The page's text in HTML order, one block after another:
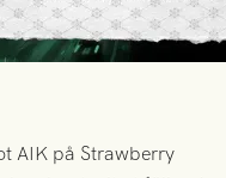
AIK på Strawberry